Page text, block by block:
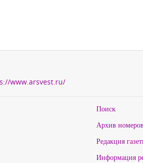
www.arsvest.ru/
Поиск
Архив номеров
Редакция
Информация